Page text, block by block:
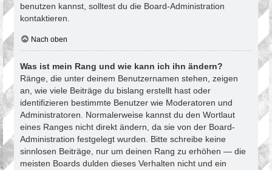
benutzen kannst, solltest du die Board-Administration
kontaktieren.
Nach oben
Was ist mein Rang und wie kann ich ihn ändern?
Ränge, die unter deinem Benutzernamen stehen, zeigen
an, wie viele Beiträge du bislang erstellt hast oder
identifizieren bestimmte Benutzer wie Moderatoren und
Administratoren. Normalerweise kannst du den Wortlaut
eines Ranges nicht direkt ändern, da sie von der Board-
Administration festgelegt wurden. Bitte schreibe keine
sinnlosen Beiträge, nur um deinen Rang zu erhöhen — die
meisten Boards dulden dieses Verhalten nicht und ein